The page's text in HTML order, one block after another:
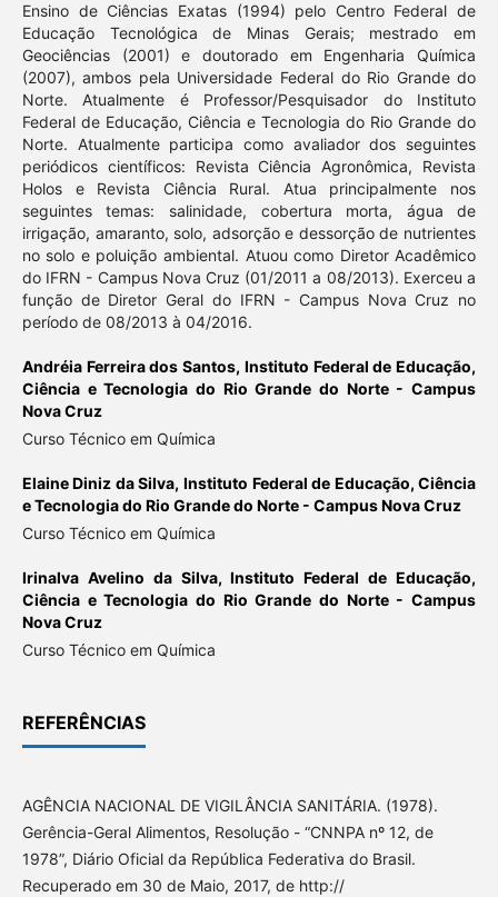
Ensino de Ciências Exatas (1994) pelo Centro Federal de
Educação Tecnológica de Minas Gerais; mestrado em
Geociências (2001) e doutorado em Engenharia Química
(2007), ambos pela Universidade Federal do Rio Grande do
Norte. Atualmente é Professor/Pesquisador do Instituto
Federal de Educação, Ciência e Tecnologia do Rio Grande do
Norte. Atualmente participa como avaliador dos seguintes
periódicos científicos: Revista Ciência Agronômica, Revista
Holos e Revista Ciência Rural. Atua principalmente nos
seguintes temas: salinidade, cobertura morta, água de
irrigação, amaranto, solo, adsorção e dessorção de nutrientes
no solo e poluição ambiental. Atuou como Diretor Acadêmico
do IFRN - Campus Nova Cruz (01/2011 a 08/2013). Exerceu a
função de Diretor Geral do IFRN - Campus Nova Cruz no
período de 08/2013 à 04/2016.
Andréia Ferreira dos Santos, Instituto Federal de Educação,
Ciência e Tecnologia do Rio Grande do Norte - Campus
Nova Cruz
Curso Técnico em Química
Elaine Diniz da Silva, Instituto Federal de Educação, Ciência
e Tecnologia do Rio Grande do Norte - Campus Nova Cruz
Curso Técnico em Química
Irinalva Avelino da Silva,Instituto Federal de Educação,
Ciência e Tecnologia do Rio Grande do Norte - Campus
Nova Cruz
Curso Técnico em Química
REFERÊNCIAS
AGÊNCIA NACIONAL DE VIGILÂNCIA SANITÁRIA. (1978).
Gerência-Geral Alimentos, Resolução - “CNNPA nº 12, de
1978”, Diário Oficial da República Federativa do Brasil.
Recuperado em 30 de Maio, 2017, de http://